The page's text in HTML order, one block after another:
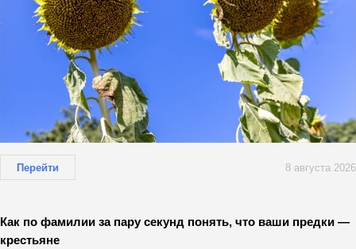
Перейти 8 августа 2026
Как по фамилии за пару секунд понять, что ваши предки —
крестьяне